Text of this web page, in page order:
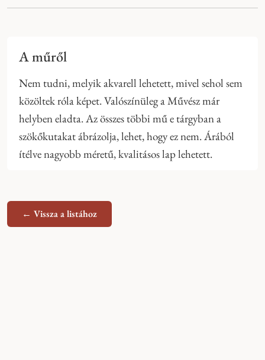
A műről
Nem tudni, melyik akvarell lehetett, mivel sehol sem
közöltek róla képet. Valószínüleg a Művész már
helyben eladta. Az összes többi mű e tárgyban a
szökőkutakat ábrázolja, lehet, hogy ez nem. Árából
ítélve nagyobb méretű, kvalitásos lap lehetett.
← Vissza a listához